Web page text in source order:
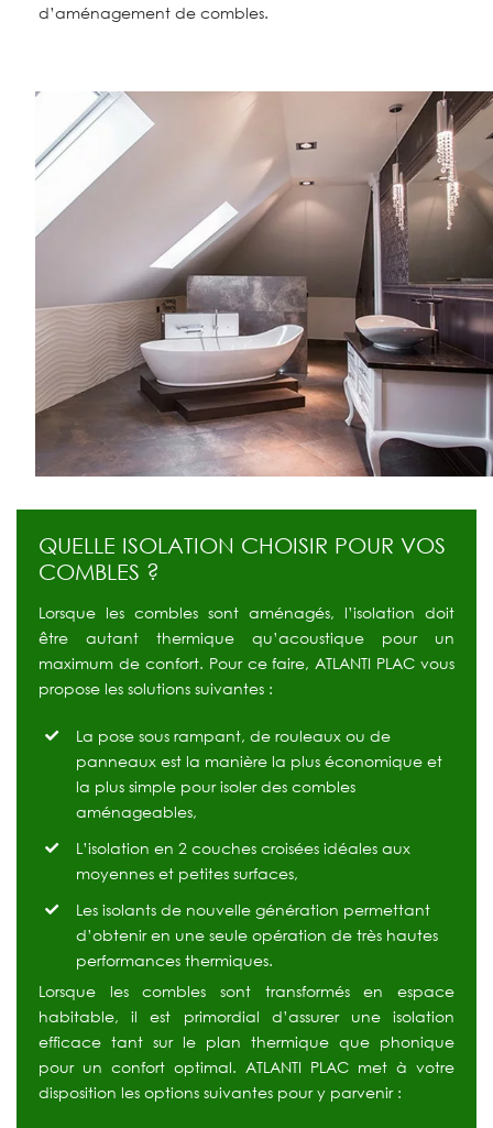
d’aménagement de combles.
QUELLE ISOLATION CHOISIR POUR VOS
COMBLES ?
Lorsque les combles sont aménagés, l’isolation doit
être autant thermique qu’acoustique pour un
maximum de confort. Pour ce faire, ATLANTI PLAC vous
propose les solutions suivantes :
La pose sous rampant, de rouleaux ou de
panneaux est la manière la plus économique et
la plus simple pour isoler des combles
aménageables,
L’isolation en 2 couches croisées idéales aux
moyennes et petites surfaces,
Les isolants de nouvelle génération permettant
d’obtenir en une seule opération de très hautes
performances thermiques.
Lorsque les combles sont transformés en espace
habitable, il est primordial d’assurer une isolation
efficace tant sur le plan thermique que phonique
pour un confort optimal. ATLANTI PLAC met à votre
disposition les options suivantes pour y parvenir :